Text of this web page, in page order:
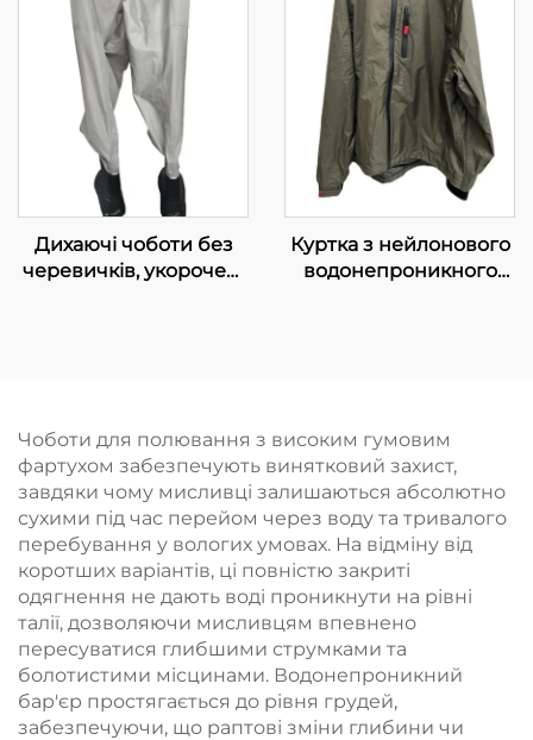
Дихаючі чоботи без
черевичків, укорочені
Куртка з нейлонового
водонепроникного
Чоботи для полювання з високим гумовим
фартухом забезпечують винятковий захист,
завдяки чому мисливці залишаються абсолютно
сухими під час перейом через воду та тривалого
перебування у вологих умовах. На відміну від
коротших варіантів, ці повністю закриті
одягнення не дають воді проникнути на рівні
талії, дозволяючи мисливцям впевнено
пересуватися глибшими струмками та
болотистими місцинами. Водонепроникний
бар'єр простягається до рівня грудей,
забезпечуючи, що раптові зміни глибини чи